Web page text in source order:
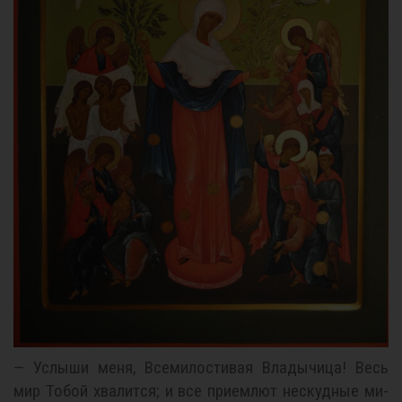
— Услы­ши ме­ня, Все­ми­ло­сти­вая Вла­ды­чи­ца! Весь
мир То­бой хва­лит­ся; и все при­ем­лют нескуд­ные ми­